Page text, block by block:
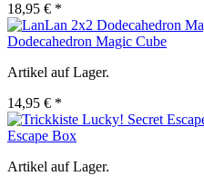
18,95 € *
Dodecahedron Magic Cube
Artikel auf Lager.
14,95 € *
Escape Box
Artikel auf Lager.